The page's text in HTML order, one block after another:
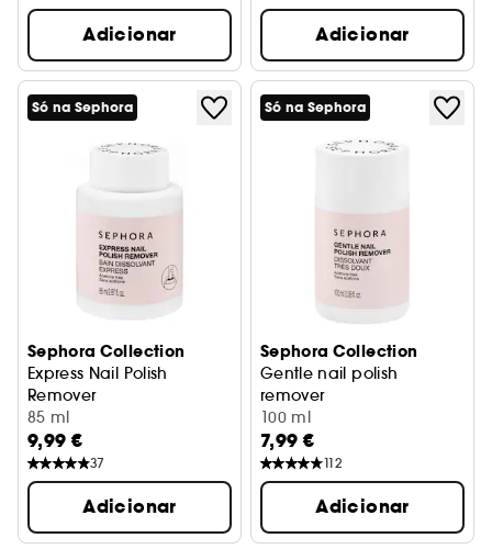
Adicionar Adicionar
Só na Sephora
Sephora Collection
Express Nail Polish
Remover
Solução de remoção de verniz express
85 ml
9,99 €
37
Adicionar
Só na Sephora
Sephora Collection
Gentle nail polish
remover
Removedor de verniz muito
100 ml
7,99 €
112
Adicionar